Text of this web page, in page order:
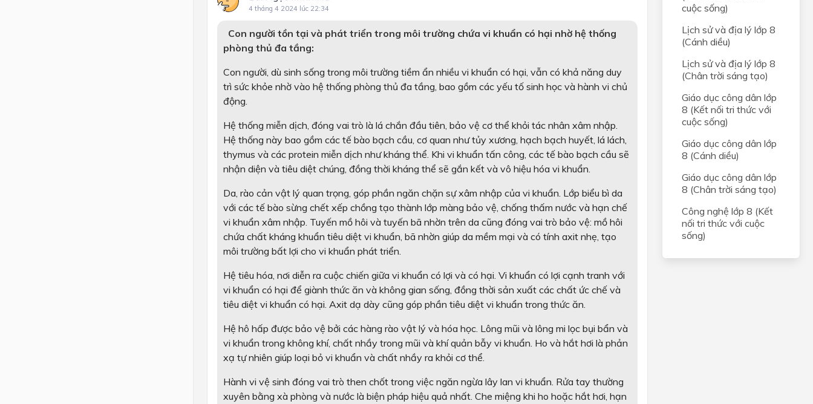
Chủ đề 6: Nhiệt
Chủ đề 7: Cơ thể người
4 tháng 4 2024 lúc 22:34
Con người tồn tại và phát triển trong môi trường chứa vi khuẩn có hại nhờ hệ thống
phòng thủ đa tầng:
Con người, dù sinh sống trong môi trường tiềm ẩn nhiều vi khuẩn có hại, vẫn có khả năng duy
trì sức khỏe nhờ vào hệ thống phòng thủ đa tầng, bao gồm các yếu tố sinh học và hành vi chủ
động.
Hệ thống miễn dịch, đóng vai trò là lá chắn đầu tiên, bảo vệ cơ thể khỏi tác nhân xâm nhập.
Hệ thống này bao gồm các tế bào bạch cầu, cơ quan như tủy xương, hạch bạch huyết, lá lách,
thymus và các protein miễn dịch như kháng thể. Khi vi khuẩn tấn công, các tế bào bạch cầu sẽ
nhận diện và tiêu diệt chúng, đồng thời kháng thể sẽ gắn kết và vô hiệu hóa vi khuẩn.
Da, rào cản vật lý quan trọng, góp phần ngăn chặn sự xâm nhập của vi khuẩn. Lớp biểu bì da
với các tế bào sừng chết xếp chồng tạo thành lớp màng bảo vệ, chống thấm nước và hạn chế
vi khuẩn xâm nhập. Tuyến mồ hôi và tuyến bã nhờn trên da cũng đóng vai trò bảo vệ: mồ hôi
chứa chất kháng khuẩn tiêu diệt vi khuẩn, bã nhờn giúp da mềm mại và có tính axit nhẹ, tạo
môi trường bất lợi cho vi khuẩn phát triển.
Hệ tiêu hóa, nơi diễn ra cuộc chiến giữa vi khuẩn có lợi và có hại. Vi khuẩn có lợi cạnh tranh với
vi khuẩn có hại để giành thức ăn và không gian sống, đồng thời sản xuất các chất ức chế và
tiêu diệt vi khuẩn có hại. Axit dạ dày cũng góp phần tiêu diệt vi khuẩn trong thức ăn.
Hệ hô hấp được bảo vệ bởi các hàng rào vật lý và hóa học. Lông mũi và lông mi lọc bụi bẩn và
vi khuẩn trong không khí, chất nhầy trong mũi và khí quản bẫy vi khuẩn. Ho và hắt hơi là phản
xạ tự nhiên giúp loại bỏ vi khuẩn và chất nhầy ra khỏi cơ thể.
Hành vi vệ sinh đóng vai trò then chốt trong việc ngăn ngừa lây lan vi khuẩn. Rửa tay thường
xuyên bằng xà phòng và nước là biện pháp hiệu quả nhất. Che miệng khi ho hoặc hắt hơi, hạn
cuộc sống)
Lịch sử và địa lý lớp 8
(Cánh diều)
Lịch sử và địa lý lớp 8
(Chân trời sáng tạo)
Giáo dục công dân lớp
8 (Kết nối tri thức với
cuộc sống)
Giáo dục công dân lớp
8 (Cánh diều)
Giáo dục công dân lớp
8 (Chân trời sáng tạo)
Công nghệ lớp 8 (Kết
nối tri thức với cuộc
sống)